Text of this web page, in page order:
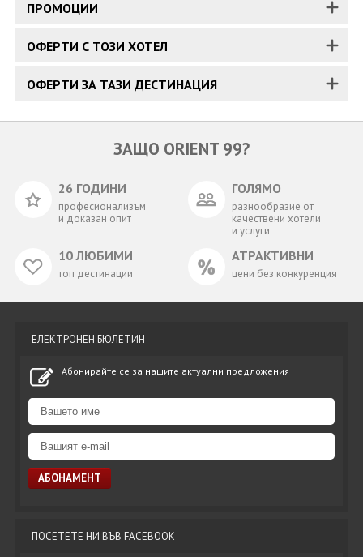
ПРОМОЦИИ
ОФЕРТИ С ТОЗИ ХОТЕЛ
ОФЕРТИ ЗА ТАЗИ ДЕСТИНАЦИЯ
ЗАЩО ORIENT 99?
26 ГОДИНИ
професионализъм
и доказан опит
ГОЛЯМО
разнообразие от
качествени хотели
и услуги
10 ЛЮБИМИ
топ дестинации
АТРАКТИВНИ
цени без конкуренция
ЕЛЕКТРОНЕН БЮЛЕТИН
Абонирайте се за нашите актуални предложения
ПОСЕТЕТЕ НИ ВЪВ FACEBOOK